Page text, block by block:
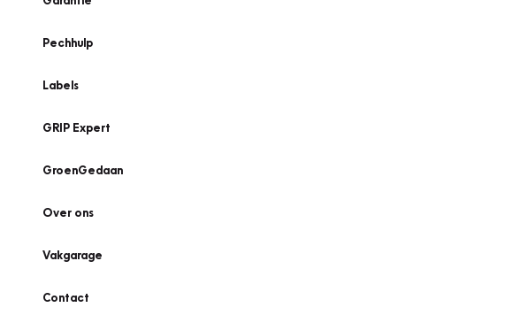
Pechhulp
Labels
GRIP Expert
GroenGedaan
Over ons
Vakgarage
Contact